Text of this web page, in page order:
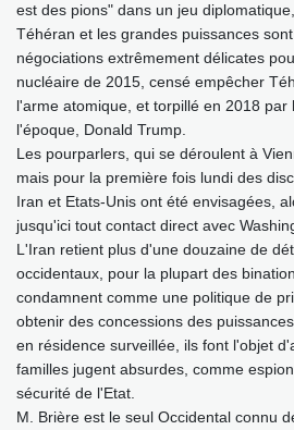
est des pions" dans un jeu
Téhéran et les grandes puissances
négociations extrêmement délicates
nucléaire de 2015, censé empêcher
l'arme atomique, et torpillé en 2018
l'époque, Donald Trump.
Les pourparlers, qui se déroulent à
mais pour la première fois lundi des
Iran et Etats-Unis ont été envisagées,
jusqu'ici tout contact direct avec
L'Iran retient plus d'une douzaine de
occidentaux, pour la plupart des
condamnent comme une politique de
obtenir des concessions des
en résidence surveillée, ils font l'objet
familles jugent absurdes, comme
sécurité de l'Etat.
M. Brière est le seul Occidental connu